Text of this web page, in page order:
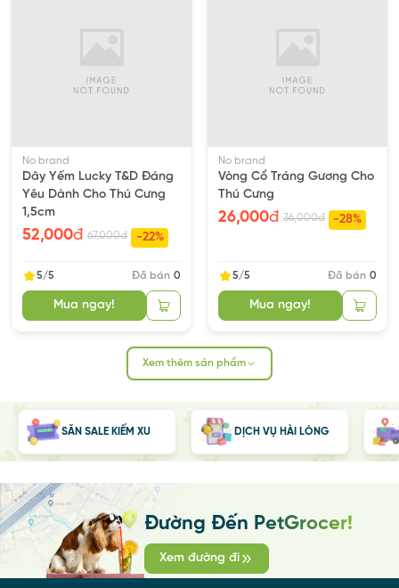
Tốt hơn: đặt đơn trên website(giá gốc)
Cao nhất: đơn sàn, do có phí sàn
(tăng 15-20%).
No brand
Dây Yếm Lucky T&D Đáng
Yêu Dành Cho Thú Cưng
1,5cm
52,000đ 67,000đ -22%
5/5 Đã bán 0
Mua ngay!
No brand
Vòng Cổ Tráng Gương Cho
Thú Cưng
26,000đ 36,000đ -28%
5/5 Đã bán 0
Mua ngay!
Xem thêm sản phẩm
SĂN SALE KIẾM XU DỊCH VỤ HÀI LÒNG
Đường Đến PetGrocer!
Xem đường đi